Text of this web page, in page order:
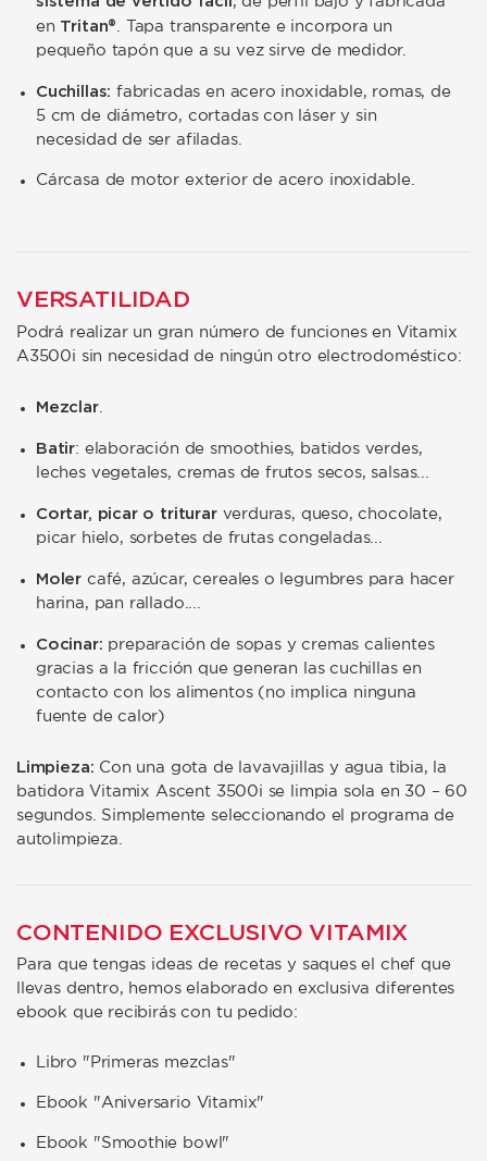
en Tritan® . Tapa transparente e incorpora un
pequeño tapón que a su vez sirve de medidor.
Cuchillas: fabricadas en acero inoxidable, romas, de
5 cm de diámetro, cortadas con láser y sin
necesidad de ser afiladas.
Cárcasa de motor exterior de acero inoxidable.
VERSATILIDAD
Podrá realizar un gran número de funciones en Vitamix
A3500i sin necesidad de ningún otro electrodoméstico:
Mezclar.
Batir: elaboración de smoothies, batidos verdes,
leches vegetales, cremas de frutos secos, salsas...
Cortar, picar o triturarverduras, queso, chocolate,
picar hielo, sorbetes de frutas congeladas...
Moler café, azúcar, cereales o legumbres para hacer
harina, pan rallado....
Cocinar: preparación de sopas y cremas calientes
gracias a la fricción que generan las cuchillas en
contacto con los alimentos (no implica ninguna
fuente de calor)
Limpieza: Con una gota de lavavajillas y agua tibia, la
batidora Vitamix Ascent 3500i se limpia sola en 30 – 60
segundos. Simplemente seleccionando el programa de
autolimpieza.
CONTENIDO EXCLUSIVO VITAMIX
Para que tengas ideas de recetas y saques el chef que
llevas dentro, hemos elaborado en exclusiva diferentes
ebook que recibirás con tu pedido:
Libro "Primeras mezclas"
E book "Aniversario Vitamix"
Ebook "Smoothie bowl"